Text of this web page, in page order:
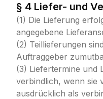
§ 4 Liefer- und
(1) Die Lieferung
angegebene
(2) Teillieferungen
Auftraggeber
(3) Liefertermine und
verbindlich, wenn sie
ausdrücklich als